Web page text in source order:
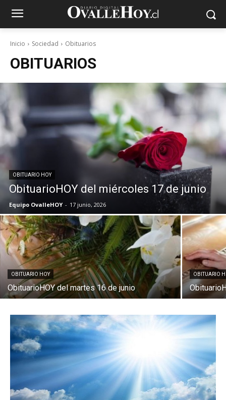
Inicio Sociedad Obituarios
OBITUARIOS
OBITUARIO HOY
ObituarioHOY del miércoles 17 de junio
Equipo OvalleHOY - 17 junio, 2026
OBITUARIO HOY
ObituarioHOY del martes 16 de junio
OBITUARIO